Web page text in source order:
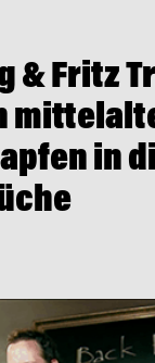
& Fritz
in